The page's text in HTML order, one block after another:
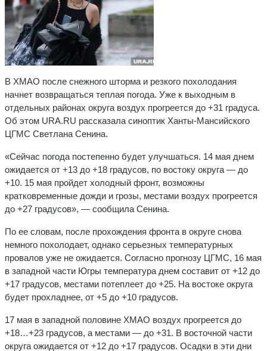
В ХМАО после снежного шторма и резкого похолодания
начнет возвращаться теплая погода. Уже к выходным в
отдельных районах округа воздух прогреется до +31 градуса.
Об этом URA.RU рассказала синоптик Ханты-Мансийского
ЦГМС Светлана Сенина.
«Сейчас погода постепенно будет улучшаться. 14 мая днем
ожидается от +13 до +18 градусов, по востоку округа — до
+10. 15 мая пройдет холодный фронт, возможны
кратковременные дожди и грозы, местами воздух прогреется
до +27 градусов», — сообщила Сенина.
По ее словам, после прохождения фронта в округе снова
немного похолодает, однако серьезных температурных
провалов уже не ожидается. Согласно прогнозу ЦГМС, 16 мая
в западной части Югры температура днем составит от +12 до
+17 градусов, местами потеплеет до +25. На востоке округа
будет прохладнее, от +5 до +10 градусов.
17 мая в западной половине ХМАО воздух прогреется до
+18…+23 градусов, а местами — до +31. В восточной части
округа ожидается от +12 до +17 градусов. Осадки в эти дни